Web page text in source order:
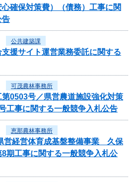
心確保対策費）（債務）工事に関
告
公共建築課
援サイト運営業務委託に関する
可茂農林事務所
第0503号／県営農道施設強化対策
工事に関する一般競争入札公告
恵那農林事務所
営経営体育成基盤整備事業 久保
期工事に関する一般競争入札公